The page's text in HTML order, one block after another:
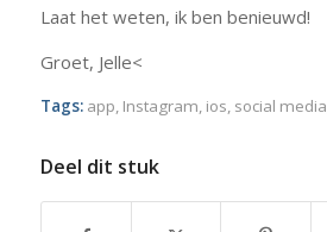
Laat het weten, ik ben benieuwd!
Groet, Jelle<
Tags: app, Instagram, ios, social media
Deel dit stuk